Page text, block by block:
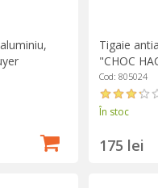
Tigaie
"CHOC
Cod: 805024
În stoc
175 lei